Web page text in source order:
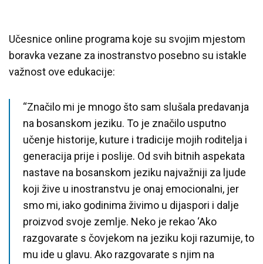
Učesnice online programa koje su svojim mjestom
boravka vezane za inostranstvo posebno su istakle
važnost ove edukacije:
“Značilo mi je mnogo što sam slušala predavanja
na bosanskom jeziku. To je značilo usputno
učenje historije, kuture i tradicije mojih roditelja i
generacija prije i poslije. Od svih bitnih aspekata
nastave na bosanskom jeziku najvažniji za ljude
koji žive u inostranstvu je onaj emocionalni, jer
smo mi, iako godinima živimo u dijaspori i dalje
proizvod svoje zemlje. Neko je rekao ‘Ako
razgovarate s čovjekom na jeziku koji razumije, to
mu ide u glavu. Ako razgovarate s njim na